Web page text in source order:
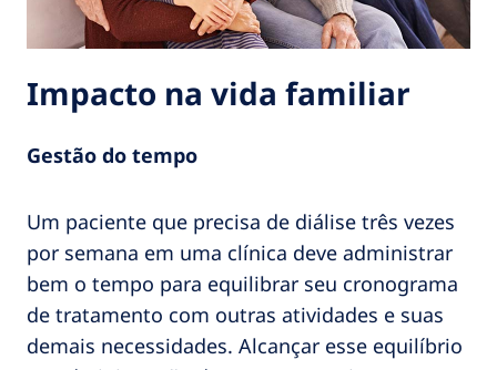
Impacto na vida familiar
Gestão do tempo
Um paciente que precisa de diálise três vezes
por semana em uma clínica deve administrar
bem o tempo para equilibrar seu cronograma
de tratamento com outras atividades e suas
demais necessidades. Alcançar esse equilíbrio